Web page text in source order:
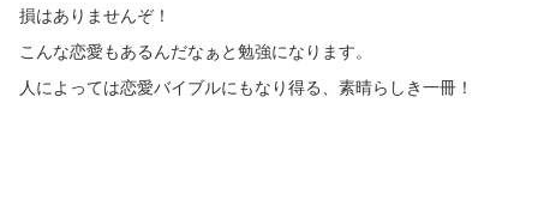
損はありませんぞ！
こんな恋愛もあるんだなぁと勉強になります。
人によっては恋愛バイブルにもなり得る、素晴らしき一冊！